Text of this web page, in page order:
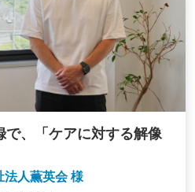
で、「ケアに対する解像
法人薫英会 様